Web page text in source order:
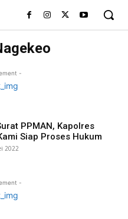
-
PPMAN, Kapolres
Siap Proses Hukum
2022
-